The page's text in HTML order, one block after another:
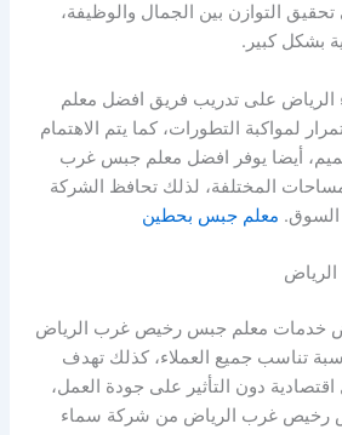
التوازن بين الجمال والوظيفة،
بشكل كبير.
على تدريب فريق افضل معلم
لمواكبة التطورات، كما يتم الاهتمام
أيضا يوفر افضل معلم جبس غرب
المختلفة، لذلك تحافظ الشركة
السوق. معلم جبس بحطين
خدمات معلم جبس رخيص غرب الرياض
تناسب جميع العملاء، كذلك تهدف
دون التأثير على جودة العمل،
رخيص غرب الرياض من شركة سماء